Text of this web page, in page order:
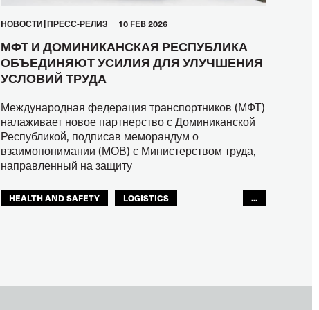
HОВОСТИ ПРЕСС-РЕЛИЗ 10 FEB 2026
МФТ И ДОМИНИКАНСКАЯ РЕСПУБЛИКА
ОБЪЕДИНЯЮТ УСИЛИЯ ДЛЯ УЛУЧШЕНИЯ
УСЛОВИЙ ТРУДА
Международная федерация транспортников (МФТ)
налаживает новое партнерство с Доминиканской
Республикой, подписав меморандум о
взаимопонимании (МОВ) с Министерством труда,
направленный на защиту
HEALTH AND SAFETY
LOGISTICS
...